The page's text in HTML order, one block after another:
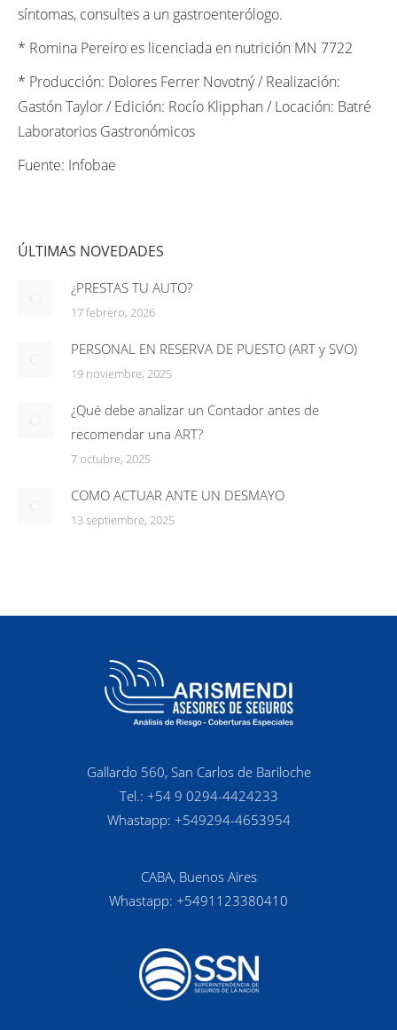
síntomas, consultes a un gastroenterólogo.
* Romina Pereiro es licenciada en nutrición MN 7722
* Producción: Dolores Ferrer Novotný / Realización:
Gastón Taylor / Edición: Rocío Klipphan / Locación: Batré
Laboratorios Gastronómicos
Fuente: Infobae
ÚLTIMAS NOVEDADES
¿PRESTAS TU AUTO?
17 febrero, 2026
PERSONAL EN RESERVA DE PUESTO (ART y SVO)
19 noviembre, 2025
¿Qué debe analizar un Contador antes de
recomendar una ART?
7 octubre, 2025
COMO ACTUAR ANTE UN DESMAYO
13 septiembre, 2025
Gallardo 560, San Carlos de Bariloche
Tel.: +54 9 0294-4424233
Whastapp: +549294-4653954
CABA, Buenos Aires
Whastapp: +5491123380410